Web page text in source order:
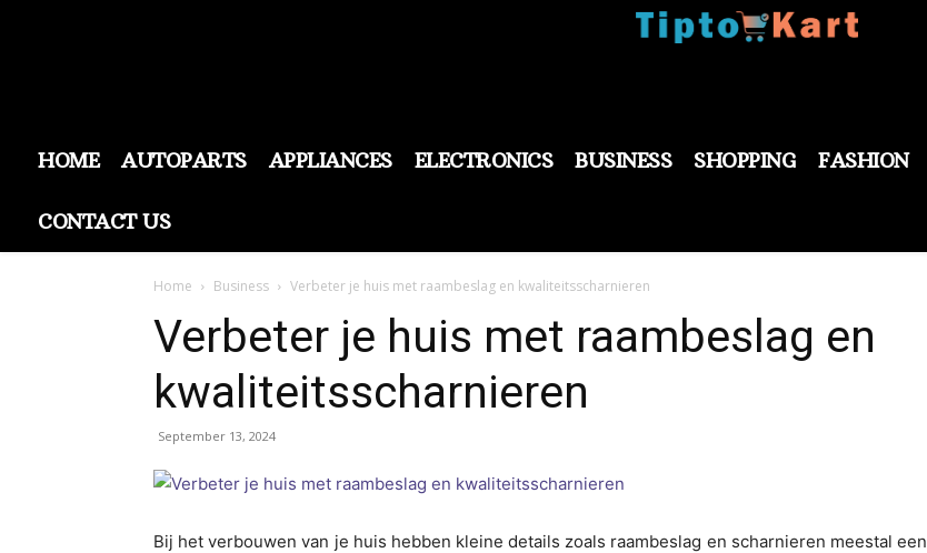
HOME AUTOPARTS APPLIANCES ELECTRONICS BUSINESS SHOPPING FASHION
CONTACT US
Home Business Verbeter je huis met raambeslag en kwaliteitsscharnieren
Verbeter je huis met raambeslag en
kwaliteitsscharnieren
September 13, 2024
Bij het verbouwen van je huis hebben kleine details zoals raambeslag en scharnieren meestal een